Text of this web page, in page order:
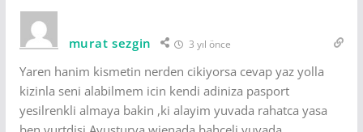
murat sezgin 3 yıl önce
Yaren hanim kismetin nerden cikiyorsa cevap yaz yolla
kizinla seni alabilmem icin kendi adiniza pasport
yesilrenkli almaya bakin ,ki alayim yuvada rahatca yasa